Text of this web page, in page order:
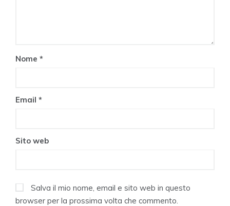
Nome *
Email *
Sito web
Salva il mio nome, email e sito web in questo
browser per la prossima volta che commento.